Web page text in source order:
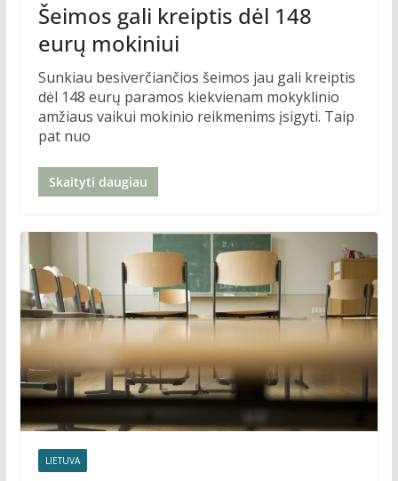
Šeimos gali kreiptis dėl 148
eurų mokiniui
Sunkiau besiverčiančios šeimos jau gali kreiptis
dėl 148 eurų paramos kiekvienam mokyklinio
amžiaus vaikui mokinio reikmenims įsigyti. Taip
pat nuo
Skaityti daugiau
LIETUVA